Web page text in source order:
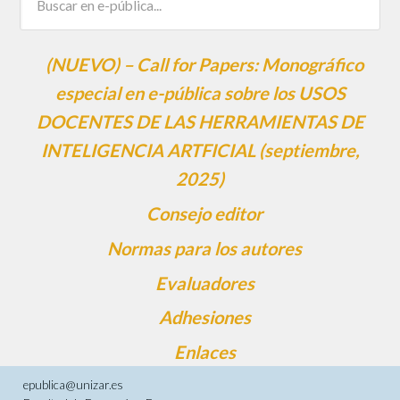
(NUEVO) – Call for Papers: Monográfico
especial en e-pública sobre los USOS
DOCENTES DE LAS HERRAMIENTAS DE
INTELIGENCIA ARTFICIAL (septiembre,
2025)
Consejo editor
Normas para los autores
Evaluadores
Adhesiones
Enlaces
epublica@unizar.es